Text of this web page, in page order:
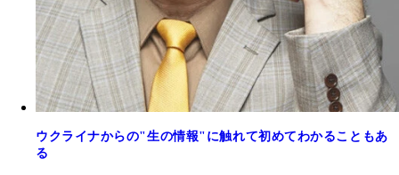
ウクライナからの"生の情報"に触れて初めてわかることもあ
る